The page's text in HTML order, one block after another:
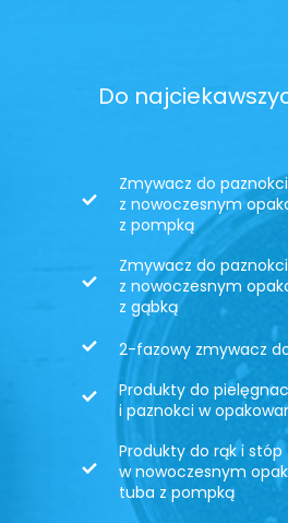
Do
Zmywacz do paznokci
z nowoczesnym
z pompką
Zmywacz do paznokci
z nowoczesnym
z gąbką
2-fazowy zmywacz
Produkty do
i paznokci w
Produkty do rąk i stóp
w nowoczesnym
tuba z pompką